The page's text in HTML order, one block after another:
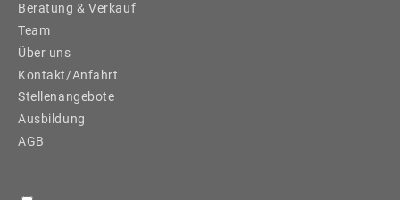
Beratung & Verkauf
Team
Über uns
Kontakt/Anfahrt
Stellenangebote
Ausbildung
AGB